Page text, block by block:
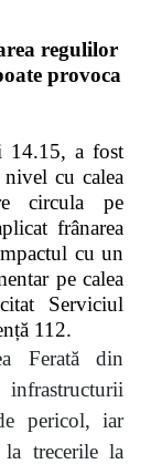
regulilor
provoca
a fost
cu calea
circula pe
frânarea
cu un
pe calea
Serviciul
112.
Ferată din
pericol, iar
la trecerile la